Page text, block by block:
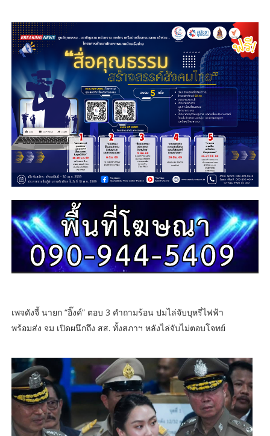
เพจดังจี้ นายก “อิ๊งค์” ตอบ 3 คำถามร้อน ปมไล่จับบุหรี่ไฟฟ้า
พร้อมส่ง จม เปิดผนึกถึง สส. ทั้งสภาฯ หลังไล่จับไม่ตอบโจทย์